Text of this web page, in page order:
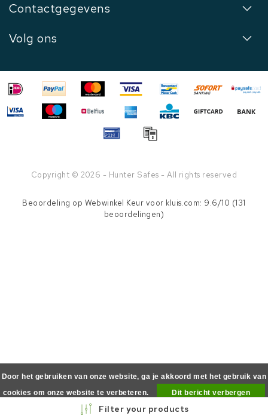
Contactgegevens
Volg ons
Copyright © 2026 - Hunter Safes - All rights reserved
Filter your products
Beoordeling op Webwinkel Keur voor kluis.com: 9.6/10 (131
beoordelingen)
Door het gebruiken van onze website, ga je akkoord met het gebruik van
cookies om onze website te verbeteren.
Dit bericht verbergen
Meer over cookies »